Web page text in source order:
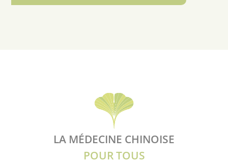
LA MÉDECINE CHINOISE
POUR TOUS